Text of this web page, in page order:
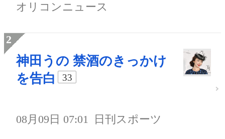
オリコンニュース
神田うの 禁酒のきっかけ
を告白
33
08月09日 07:01 日刊スポーツ